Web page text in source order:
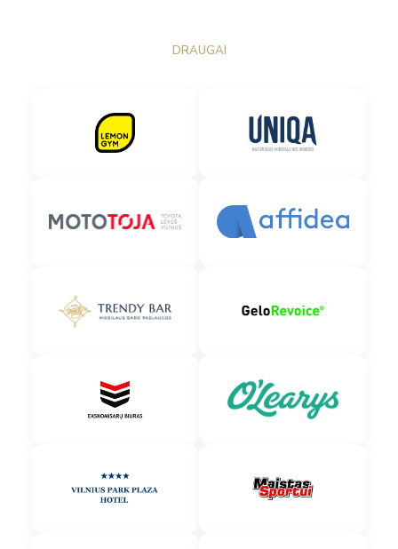
DRAUGAI